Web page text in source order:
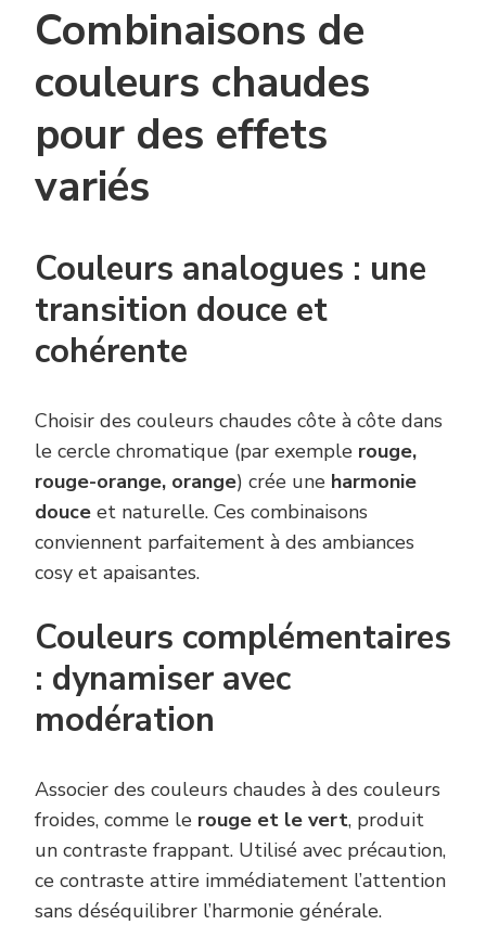
Combinaisons de
couleurs chaudes
pour des effets
variés
Couleurs analogues : une
transition douce et
cohérente
Choisir des couleurs chaudes côte à côte dans
le cercle chromatique (par exemple rouge,
rouge-orange, orange) crée une harmonie
douce et naturelle. Ces combinaisons
conviennent parfaitement à des ambiances
cosy et apaisantes.
Couleurs complémentaires
: dynamiser avec
modération
Associer des couleurs chaudes à des couleurs
froides, comme le rouge et le vert, produit
un contraste frappant. Utilisé avec précaution,
ce contraste attire immédiatement l’attention
sans déséquilibrer l’harmonie générale.